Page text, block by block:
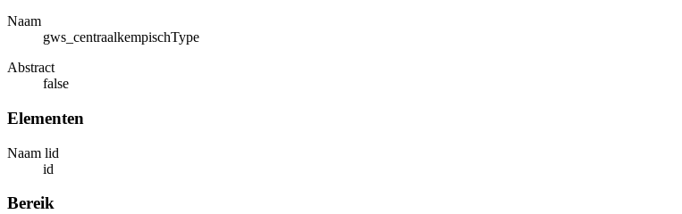
Naam
gws_centraalkempischType
Abstract
false
Elementen
Naam lid
id
Bereik